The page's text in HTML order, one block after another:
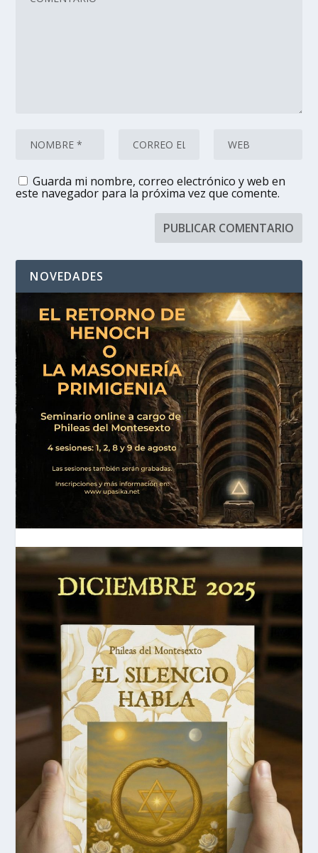
Guarda mi nombre, correo electrónico y web en
este navegador para la próxima vez que comente.
NOVEDADES